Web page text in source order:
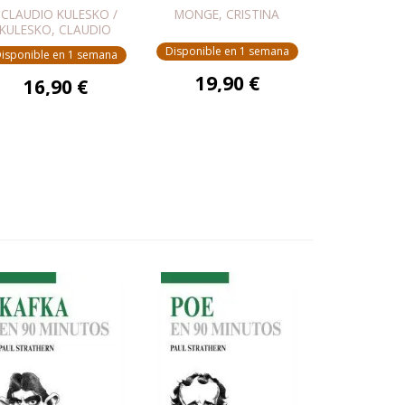
KULESKO /
KULESKO, CLAUDIO
en 1 semana
16,90 €
MONGE, CRISTINA
Disponible en 1 semana
19,90 €